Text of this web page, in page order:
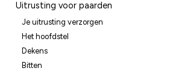
Uitrusting voor paarden
Je uitrusting verzorgen
Het hoofdstel
Dekens
Bitten